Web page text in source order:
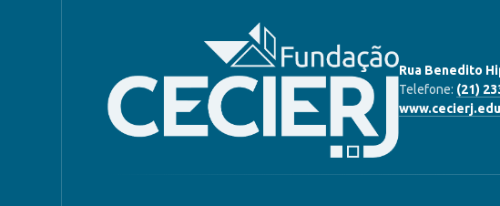
Rua Benedito
Telefone: (21)